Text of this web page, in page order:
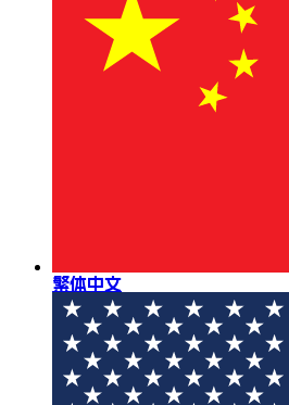
繁体中文